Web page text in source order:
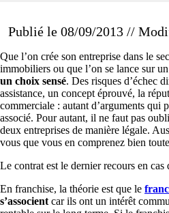
Publié le 08/09/2013 //
Que l’on crée son entreprise dans le
immobiliers ou que l’on se lance sur
un choix sensé. Des risques d’échec
assistance, un concept éprouvé, la
commerciale : autant d’arguments qui
associé. Pour autant, il ne faut pas
deux entreprises de manière légale.
vous que vous en comprenez bien
Le contrat est le dernier recours en cas
En franchise, la théorie est que le
s’associent car ils ont un intérêt